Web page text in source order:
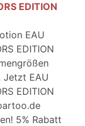
EDITION
EAU
EDITION
Jetzt EAU
EDITION
5% Rabatt